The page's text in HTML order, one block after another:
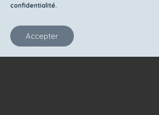
confidentialité.
Accepter